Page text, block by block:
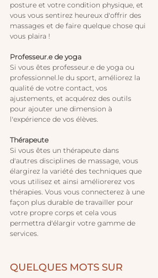
posture et votre condition physique, et
vous vous sentirez heureux d'offrir des
massages et de faire quelque chose qui
vous plaira !
Professeur.e de yoga
Si vous êtes professeur.e de yoga ou
professionnel.le du sport, améliorez la
qualité de votre contact, vos
ajustements, et acquérez des outils
pour ajouter une dimension à
l'expérience de vos élèves.
Thérapeute
Si vous êtes un thérapeute dans
d'autres disciplines de massage, vous
élargirez la variété des techniques que
vous utilisez et ainsi améliorerez vos
thérapies. Vous vous connecterez à une
façon plus durable de travailler pour
votre propre corps et cela vous
permettra d'élargir votre gamme de
services.
QUELQUES MOTS SUR